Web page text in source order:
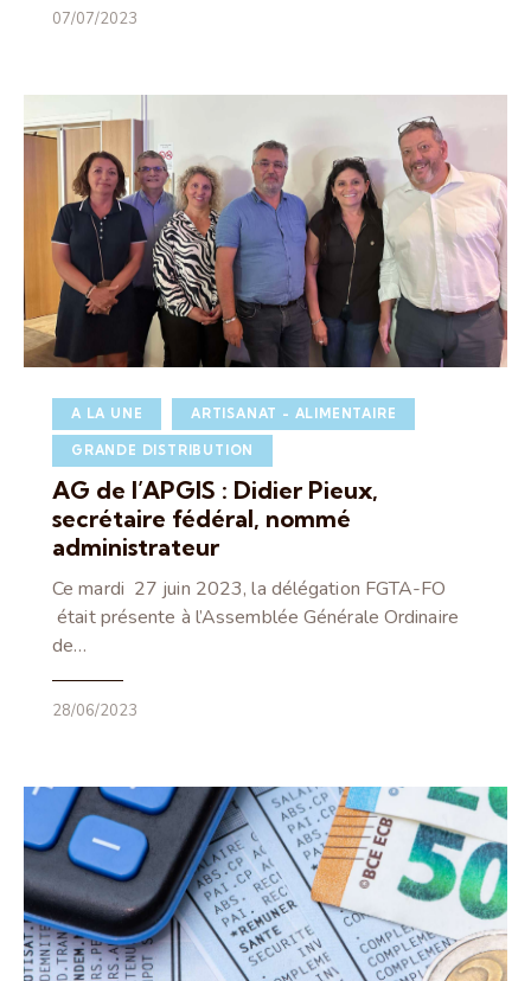
07/07/2023
A LA UNE ARTISANAT - ALIMENTAIRE
GRANDE DISTRIBUTION
AG de l’APGIS : Didier Pieux,
secrétaire fédéral, nommé
administrateur
Ce mardi 27 juin 2023, la délégation FGTA-FO
était présente à l’Assemblée Générale Ordinaire
de…
28/06/2023